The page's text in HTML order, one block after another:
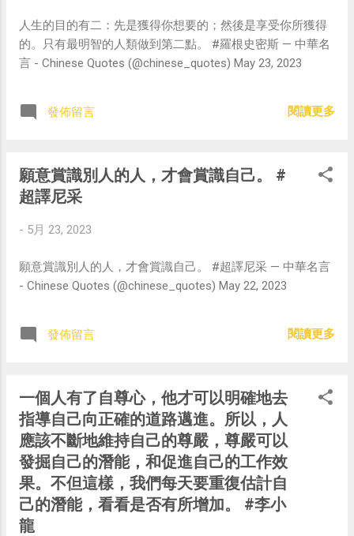
人生的目的有二：先是獲得你想要的；然後是享受你所獲得
的。只有最明智的人類做到第二點。 #羅根史密斯 — 中華名
言 - Chinese Quotes (@chinese_quotes) May 23, 2023
發佈留言 閱讀更多
願意賞識別人的人，才會賞識自己。 #
超譯尼采
- 5月 23, 2023
願意賞識別人的人，才會賞識自己。 #超譯尼采 — 中華名言
- Chinese Quotes (@chinese_quotes) May 22, 2023
發佈留言 閱讀更多
一個人有了自尊心，他才可以明確地去
指導自己向正確的道路邁進。所以，人
應該不斷地維持自己的尊嚴，尊嚴可以
發掘自己的潛能，和促進自己的工作效
果。不但這樣，我們每天要重復估計自
己的潛能，看看是否有所增加。 #李小
龍